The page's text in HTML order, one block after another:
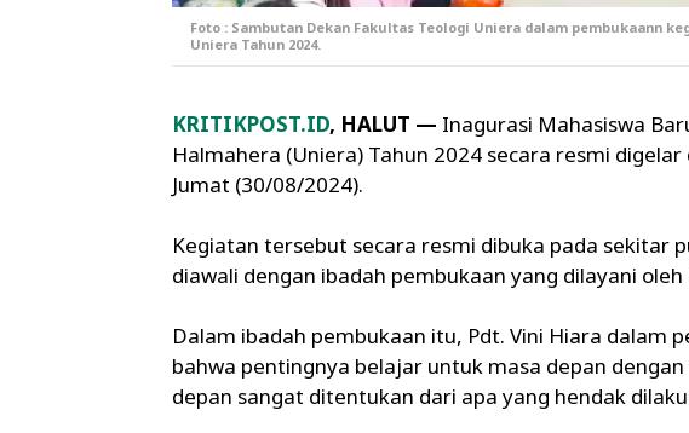
Foto : Sambutan Dekan Fakultas Teologi Uniera dalam pembukaann
Uniera Tahun 2024.
KRITIKPOST.ID, HALUT — Inagurasi Mahasiswa
Halmahera (Uniera) Tahun 2024 secara resmi
Jumat (30/08/2024).
Kegiatan tersebut secara resmi dibuka pada sekitar
diawali dengan ibadah pembukaan yang dilayani oleh
Dalam ibadah pembukaan itu, Pdt. Vini Hiara dalam
bahwa pentingnya belajar untuk masa depan
depan sangat ditentukan dari apa yang hendak